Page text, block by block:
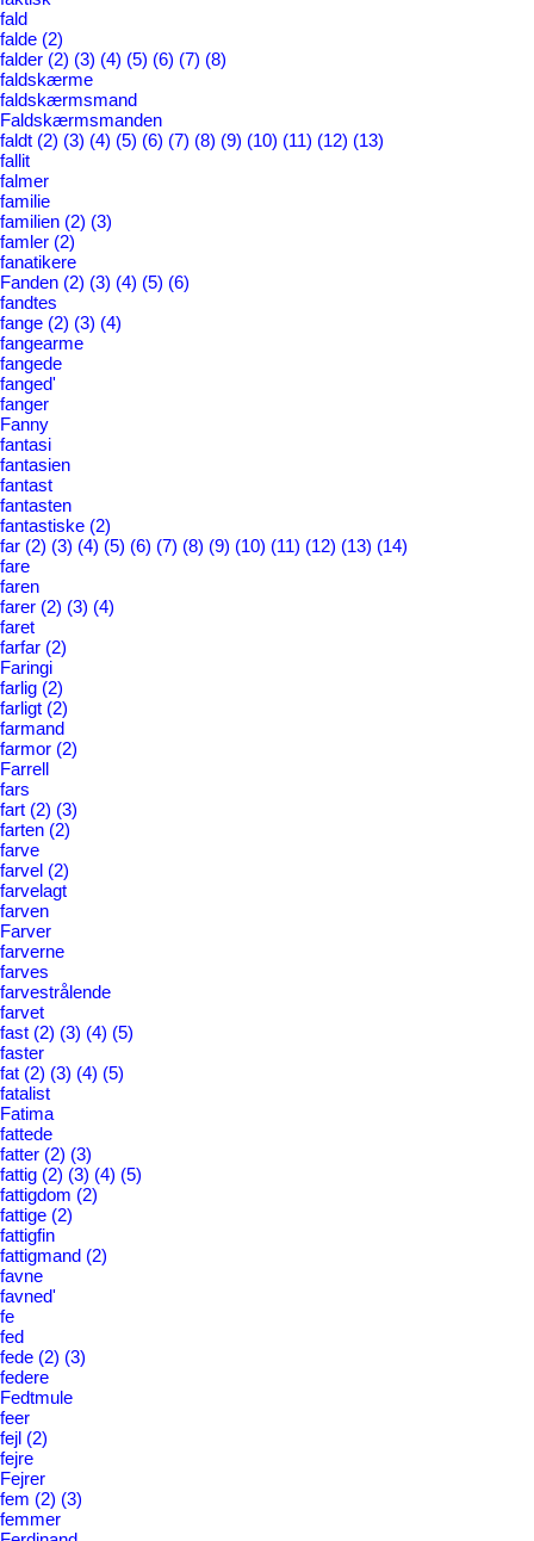
fald
falde (2)
falder (2) (3) (4) (5) (6) (7) (8)
faldskærme
faldskærmsmand
Faldskærmsmanden
faldt (2) (3) (4) (5) (6) (7) (8) (9) (10) (11) (12) (13)
fallit
falmer
familie
familien (2) (3)
famler (2)
fanatikere
Fanden (2) (3) (4) (5) (6)
fandtes
fange (2) (3) (4)
fangearme
fangede
fanged'
fanger
Fanny
fantasi
fantasien
fantast
fantasten
fantastiske (2)
far (2) (3) (4) (5) (6) (7) (8) (9) (10) (11) (12) (13) (14)
fare
faren
farer (2) (3) (4)
faret
farfar (2)
Faringi
farlig (2)
farligt (2)
farmand
farmor (2)
Farrell
fars
fart (2) (3)
farten (2)
farve
farvel (2)
farvelagt
farven
Farver
farverne
farves
farvestrålende
farvet
fast (2) (3) (4) (5)
faster
fat (2) (3) (4) (5)
fatalist
Fatima
fattede
fatter (2) (3)
fattig (2) (3) (4) (5)
fattigdom (2)
fattige (2)
fattigfin
fattigmand (2)
favne
favned'
fe
fed
fede (2) (3)
federe
Fedtmule
feer
fejl (2)
fejre
Fejrer
fem (2) (3)
femmer